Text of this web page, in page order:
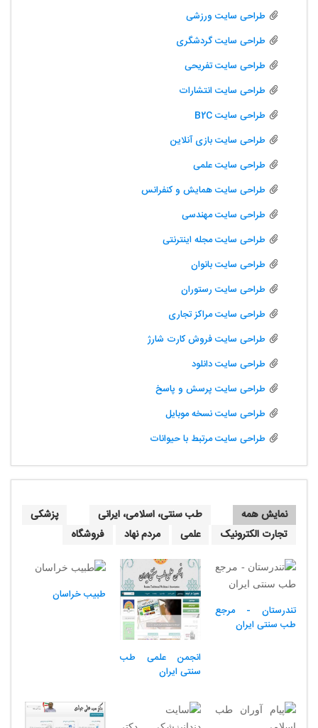
طراحی سایت ورزشی
طراحی سایت گردشگری
طراحی سایت تفریحی
طراحی سایت انتشارات
طراحی سایت B2C
طراحی سایت بازی آنلاین
طراحی سایت علمی
طراحی سایت همایش و کنفرانس
طراحی سایت مهندسی
طراحی سایت مجله اینترنتی
طراحی سایت بانوان
طراحی سایت رستوران
طراحی سایت مراکز تجاری
طراحی سایت فروش کارت شارژ
طراحی سایت دانلود
طراحی سایت پرسش و پاسخ
طراحی سایت نسخه موبایل
طراحی سایت مرتبط با حیوانات
نمایش همه طب سنتی، اسلامی، ایرانی
پزشکی
تجارت الکترونیک
علمی مردم نهاد فروشگاه
تندرستان - مرجع
طب سنتی ایران
انجمن علمی طب
سنتی ایران
طبیب خراسان